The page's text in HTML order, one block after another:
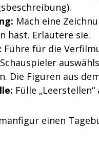
Mach eine
hast. Erläutere sie.
Führe für die
Die Figuren aus
Fülle
einen